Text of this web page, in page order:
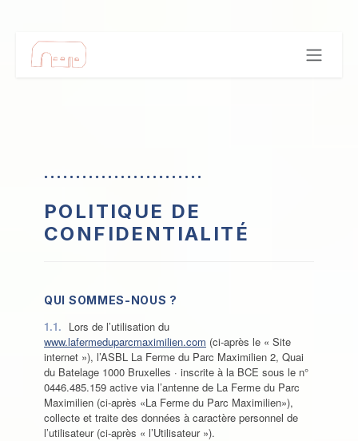
Se rendre au contenu
.........................
POLITIQUE DE
CONFIDENTIALITÉ
QUI SOMMES-NOUS ?
1.1. Lors de l’utilisation du
www.lafermeduparcmaximilien.com (ci-après le « Site
internet »), l’ASBL La Ferme du Parc Maximilien 2, Quai
du Batelage 1000 Bruxelles · inscrite à la BCE sous le n°
0446.485.159 active via l’antenne de La Ferme du Parc
Maximilien (ci-après «La Ferme du Parc Maximilien»),
collecte et traite des données à caractère personnel de
l’utilisateur (ci-après « l’Utilisateur »).